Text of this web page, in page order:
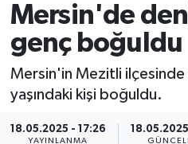
Mersin'de
genç boğuldu
Mersin'in Mezitli
yaşındaki kişi boğuldu.
18.05.2025 - 17:26
YAYINLANMA
EĞİTİM GENÇLİK
EKONOMİ
Trafik Durumu
Süper Lig Puan